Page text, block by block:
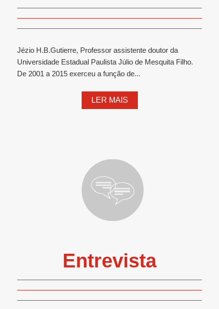
Jézio H.B.Gutierre, Professor assistente doutor da
Universidade Estadual Paulista Júlio de Mesquita Filho.
De 2001 a 2015 exerceu a função de...
LER MAIS
Entrevista